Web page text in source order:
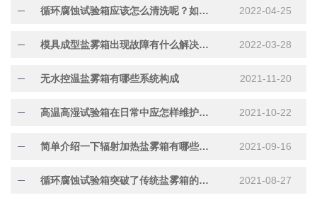
循环腐蚀试验箱应该怎么清洗呢？如何才能保养好呢？ 2022-04-25
模具成型盐雾箱出现故障有什么解决方法 2022-03-28
无水控温盐雾箱有哪些系统构成 2021-11-20
高温高湿试验箱在日常中应怎样维护保养 2021-10-22
简单介绍一下辐射加热盐雾箱有哪些作用呢 2021-09-16
循环腐蚀试验箱突破了传统盐雾箱的概念 2021-08-27